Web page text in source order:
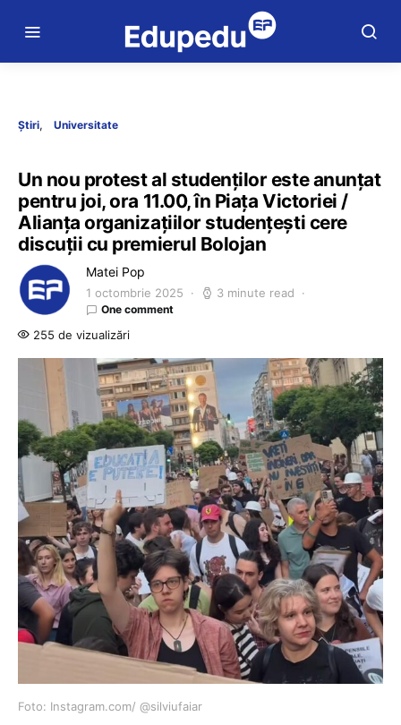
Știri Universitate
Un nou protest al studenților este anunțat
pentru joi, ora 11.00, în Piața Victoriei /
Alianța organizațiilor studențești cere
discuții cu premierul Bolojan
Matei Pop
1 octombrie 2025 3 minute read
One comment
255 de vizualizări
Foto: Instagram.com/ @silviufaiar